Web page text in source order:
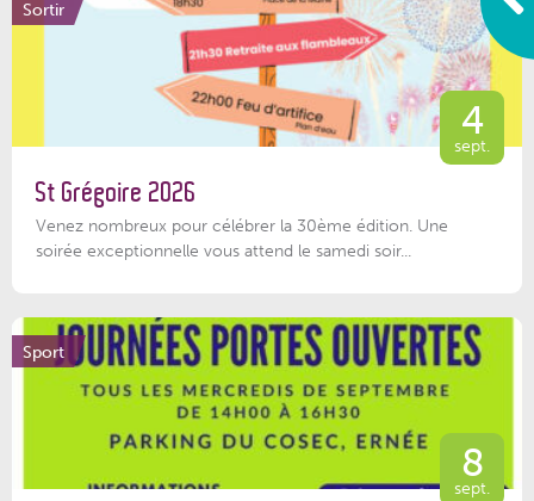
Sortir
4
sept.
St Grégoire 2026
Venez nombreux pour célébrer la 30ème édition. Une
soirée exceptionnelle vous attend le samedi soir...
Sport
8
sept.